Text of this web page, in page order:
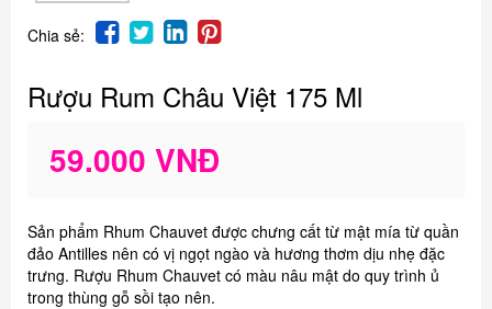
Chia sẻ:
Rượu Rum Châu Việt 175 Ml
59.000 VNĐ
Sản phẩm Rhum Chauvet được chưng cất từ mật mía từ quần
đảo Antilles nên có vị ngọt ngào và hương thơm dịu nhẹ đặc
trưng. Rượu Rhum Chauvet có màu nâu mật do quy trình ủ
trong thùng gỗ sồi tạo nên.